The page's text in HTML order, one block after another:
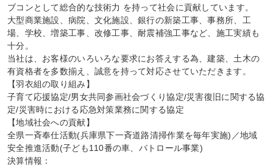
ブコンとして総合的な技術力 を持って社会に貢献しています。
大型商業施設、病院、文化施設、銀行の新築工事、事務所、工
場、学校、増築工事、改修工事、耐震補強工事など、施工実績も
十分。
当社は、お客様のいろいろな要求にお答えする為、建築、土木の
有資格者を多数揃え、誠意を持って対応させていただきます。
【羽衣組の取り組み】
子育て応援協定/男女共同参画社会づくり協定/災害復旧に関する協
定/災害時における応急対策業務に関する協定
【地域社会への貢献】
全県一斉奉仕活動(兵庫県下一斉道路清掃作業を毎年実施)／地域
安全推進活動(子ども110番の車、パトロール事業)
決算情報：